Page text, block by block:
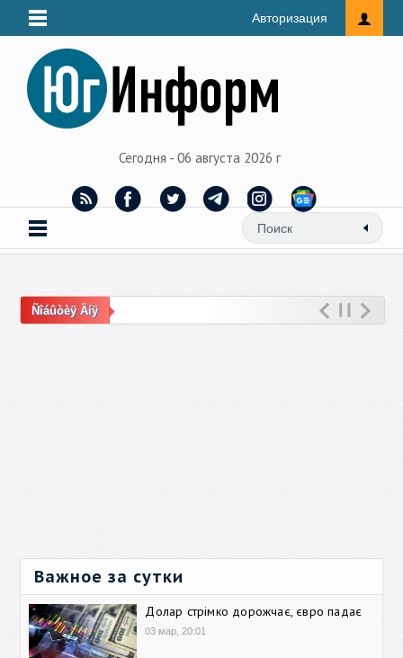
Авторизация
Сегодня - 06 августа 2026 г
Ñîáûòèÿ Äíÿ
Важное за сутки
Долар стрімко дорожчає, євро падає
03 мар, 20:01